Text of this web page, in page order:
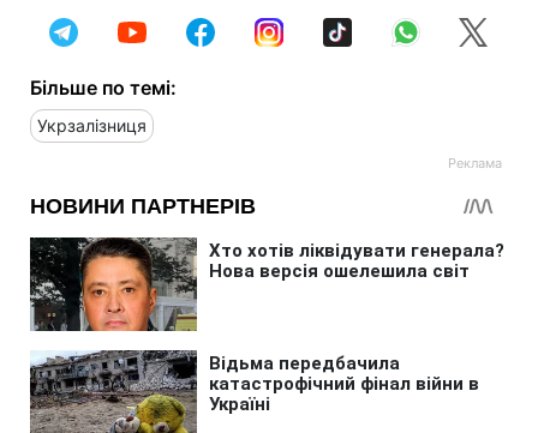
Більше по темі:
Укрзалізниця